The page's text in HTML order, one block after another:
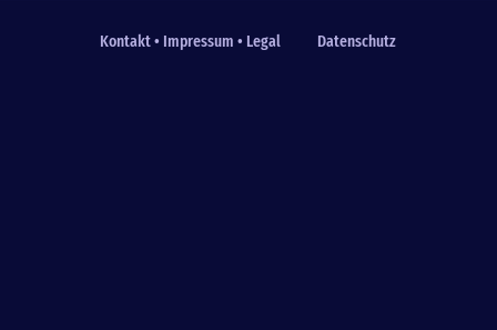
Fußzeile
Kontakt • Impressum • Legal Datenschutz